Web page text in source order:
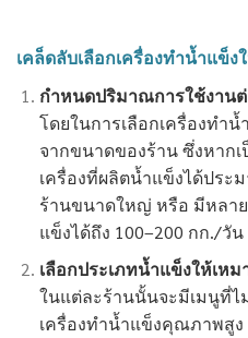
เคล็ดลับเลือกเครื่องทำน้ำแข็
กำหนดปริมาณการใช้งาน
โดยในการเลือกเครื่องท
จากขนาดของร้าน ซึ่งหาก
เครื่องที่ผลิตน้ำแข็งได้ประ
ร้านขนาดใหญ่ หรือ มีหลา
แข็งได้ถึง 100–200 กก./วัน
เลือกประเภทน้ำแข็งให้เห
ในแต่ละร้านนั้นจะมีเมนูที่
เครื่องทำน้ำแข็งคุณภาพสู